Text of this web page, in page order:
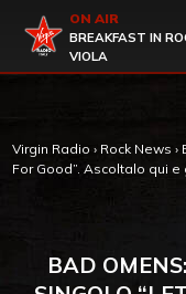
Virgin Radio
ON AIR
BREAKFAST IN
VIOLA
Virgin Radio › Rock News ›
For Good”. Ascoltalo qui
BAD